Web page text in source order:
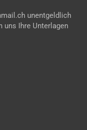
unentgeldlich
uns Ihre Unterlagen